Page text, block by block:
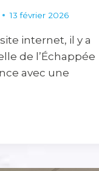
13 février 2026
internet, il y a
de l’Échappée
avec une